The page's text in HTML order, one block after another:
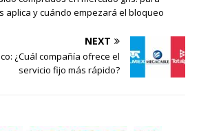
aplica y cuándo empezará el bloqueo
NEXT
¿Cuál compañía ofrece el
servicio fijo más rápido?